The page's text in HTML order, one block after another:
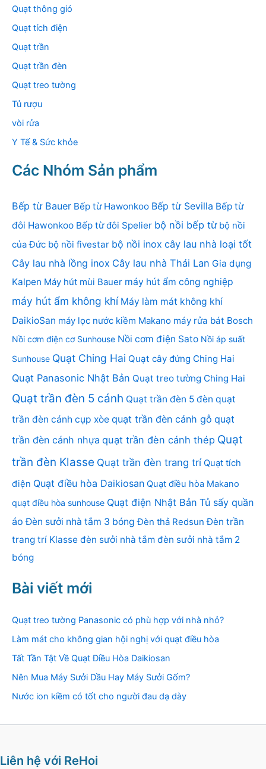
Quạt thông gió
Quạt tích điện
Quạt trần
Quạt trần đèn
Quạt treo tường
Tủ rượu
vòi rửa
Y Tế & Sức khỏe
Các Nhóm Sản phẩm
Bếp từ Bauer Bếp từ Hawonkoo Bếp từ Sevilla Bếp từ
đôi Hawonkoo Bếp từ đôi Spelier bộ nồi bếp từ bộ nồi
của Đức bộ nồi fivestar bộ nồi inox cây lau nhà loại tốt
Cây lau nhà lồng inox Cây lau nhà Thái Lan Gia dụng
Kalpen Máy hút mùi Bauer máy hút ẩm công nghiệp
máy hút ẩm không khí Máy làm mát không khí
DaikioSan máy lọc nước kiềm Makano máy rửa bát Bosch
Nồi cơm điện cơ Sunhouse Nồi cơm điện Sato Nồi áp suất
Sunhouse Quạt Ching Hai Quạt cây đứng Ching Hai
Quạt Panasonic Nhật Bản Quạt treo tường Ching Hai
Quạt trần đèn 5 cánh Quạt trần đèn 5 đèn quạt
trần đèn cánh cụp xòe quạt trần đèn cánh gỗ quạt
trần đèn cánh nhựa quạt trần đèn cánh thép Quạt
trần đèn Klasse Quạt trần đèn trang trí Quạt tích
điện Quạt điều hòa Daikiosan Quạt điều hòa Makano
quạt điều hòa sunhouse Quạt điện Nhật Bản Tủ sấy quần
áo Đèn sưởi nhà tắm 3 bóng Đèn thả Redsun Đèn trần
trang trí Klasse đèn sưởi nhà tắm đèn sưởi nhà tắm 2
bóng
Bài viết mới
Quạt treo tường Panasonic có phù hợp với nhà nhỏ?
Làm mát cho không gian hội nghị với quạt điều hòa
Tất Tần Tật Về Quạt Điều Hòa Daikiosan
Nên Mua Máy Sưởi Dầu Hay Máy Sưởi Gốm?
Nước ion kiềm có tốt cho người đau dạ dày
Liên hệ với ReHoi